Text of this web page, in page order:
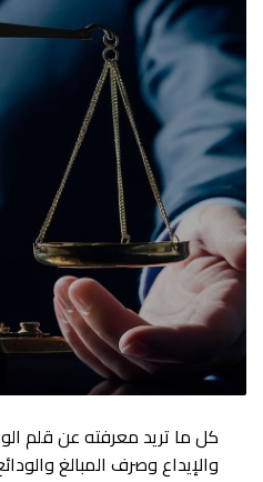
كل ما تريد معرفته عن قلم
والإيداع وصرف المبالغ